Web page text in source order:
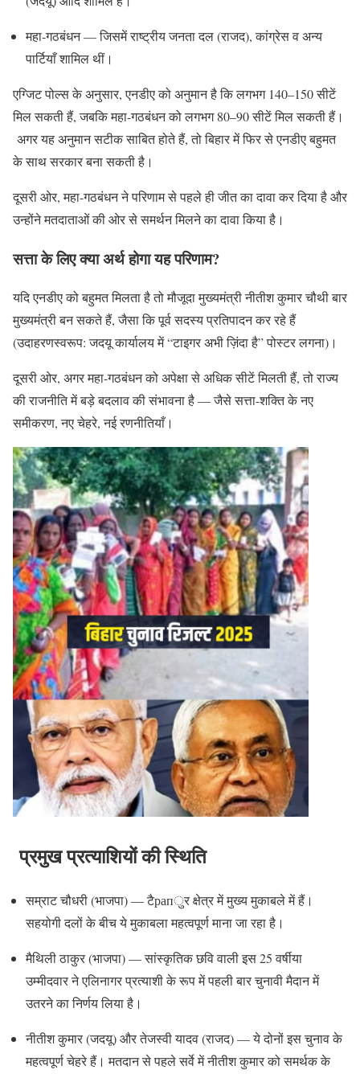
महा‑गठबंधन — जिसमें राष्ट्रीय जनता दल (राजद), कांग्रेस व अन्य
पार्टियाँ शामिल थीं।
एग्जिट पोल्स के अनुसार, एनडीए को अनुमान है कि लगभग 140–150 सीटें
मिल सकती हैं, जबकि महा-गठबंधन को लगभग 80–90 सीटें मिल सकती हैं।
अगर यह अनुमान सटीक साबित होते हैं, तो बिहार में फिर से एनडीए बहुमत
के साथ सरकार बना सकती है।
दूसरी ओर, महा-गठबंधन ने परिणाम से पहले ही जीत का दावा कर दिया है और
उन्होंने मतदाताओं की ओर से समर्थन मिलने का दावा किया है।
सत्ता के लिए क्या अर्थ होगा यह परिणाम?
यदि एनडीए को बहुमत मिलता है तो मौजूदा मुख्यमंत्री नीतीश कुमार चौथी बार
मुख्यमंत्री बन सकते हैं, जैसा कि पूर्व सदस्य प्रतिपादन कर रहे हैं
(उदाहरणस्वरूप: जदयू कार्यालय में “टाइगर अभी ज़िंदा है” पोस्टर लगना)।
दूसरी ओर, अगर महा-गठबंधन को अपेक्षा से अधिक सीटें मिलती हैं, तो राज्य
की राजनीति में बड़े बदलाव की संभावना है — जैसे सत्ता-शक्ति के नए
समीकरण, नए चेहरे, नई रणनीतियाँ।
प्रमुख प्रत्याशियों की स्थिति
सम्राट चौधरी (भाजपा) — टैрапुर क्षेत्र में मुख्य मुकाबले में हैं।
सहयोगी दलों के बीच ये मुकाबला महत्वपूर्ण माना जा रहा है।
मैथिली ठाकुर (भाजपा) — सांस्कृतिक छवि वाली इस 25 वर्षीया
उम्मीदवार ने एलिनागर प्रत्याशी के रूप में पहली बार चुनावी मैदान में
उतरने का निर्णय लिया है।
नीतीश कुमार (जदयू) और तेजस्वी यादव (राजद) — ये दोनों इस चुनाव के
महत्वपूर्ण चेहरे हैं। मतदान से पहले सर्वे में नीतीश कुमार को समर्थक के